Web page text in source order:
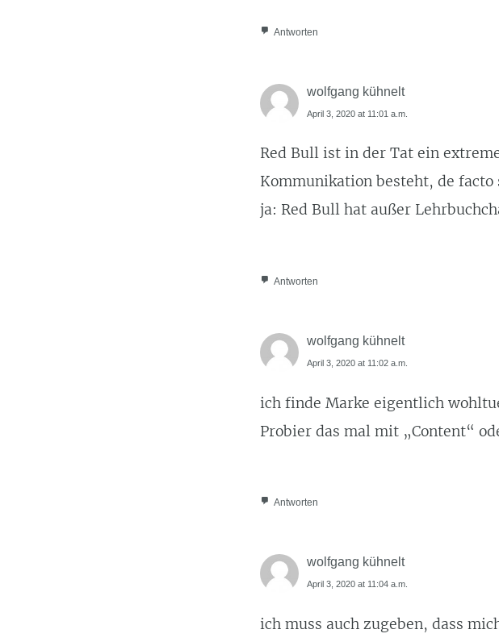
Antworten
wolfgang kühnelt
April 3, 2020 at 11:01 a.m.
Red Bull ist in der Tat ein
Kommunikation besteht, de
ja: Red Bull hat außer
Antworten
wolfgang kühnelt
April 3, 2020 at 11:02 a.m.
ich finde Marke eigentlich
Probier das mal mit „Content“
Antworten
wolfgang kühnelt
April 3, 2020 at 11:04 a.m.
ich muss auch zugeben, dass